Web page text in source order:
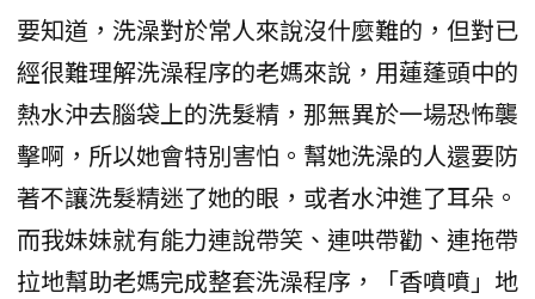
要知道，洗澡對於常人來說沒什麼難的，但對已
經很難理解洗澡程序的老媽來說，用蓮蓬頭中的
熱水沖去腦袋上的洗髮精，那無異於一場恐怖襲
擊啊，所以她會特別害怕。幫她洗澡的人還要防
著不讓洗髮精迷了她的眼，或者水沖進了耳朵。
而我妹妹就有能力連說帶笑、連哄帶勸、連拖帶
拉地幫助老媽完成整套洗澡程序，「香噴噴」地